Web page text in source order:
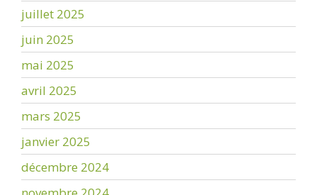
juillet 2025
juin 2025
mai 2025
avril 2025
mars 2025
janvier 2025
décembre 2024